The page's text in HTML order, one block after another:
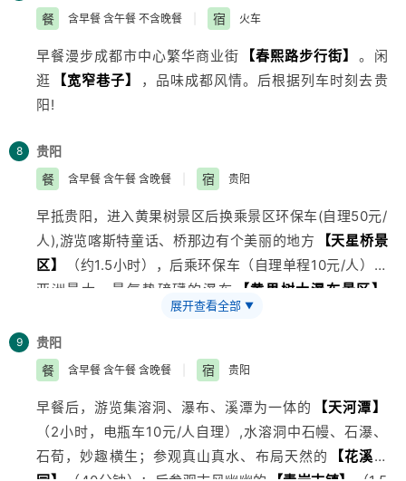
爱国宝，体会人与动植物的自然和谐。后游览著名的
【锦里古街】
，在那里感受原滋原味的
丰富小吃，还可购买四川土特产。后入住酒店。
餐
含早餐 含午餐 不含晚餐 宿 火车
早餐漫步成都市中心繁华商业街 【春熙路步行街】
。闲
逛
【宽窄巷子】
，品味成都风情。后根据列车时刻去贵
阳!
8
贵阳
餐
含早餐 含午餐 含晚餐 宿 贵阳
早抵贵阳，进入黄果树景区后换乘景区环保车(自理50元/
人),游览喀斯特童话、桥那边有个美丽的地方
【天星桥景
区】
（约1.5小时），后乘环保车（自理单程10元/人）至
亚洲 最大、最气势磅礴的瀑布
【黄果树大瀑布景区】
（约1.5小时），游览盆景园、水帘洞等，景区内乘观光
大扶梯（自理单程30元/人，双程50元/人）返回乘环保
车至 【徒坡塘景区】，观黄果树最宽的瀑布——陡坡塘
瀑布（约1小时）
展开查看全部 ▼
9
贵阳
餐
含早餐 含午餐 含晚餐 宿 贵阳
早餐后，游览集溶洞、瀑布、溪潭为一体的
【天河潭】
（2小时，电瓶车10元/人自理）,水溶洞中石幔、石瀑、
石荀，妙趣横生；参观真山真水、布局天然的
【花溪公